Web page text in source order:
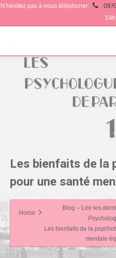
N’hésitez pas à nous téléphoner:
Les bienfaits de la
pour une santé
Home
Blog – Lire les
Les bienfaits de la
mentale